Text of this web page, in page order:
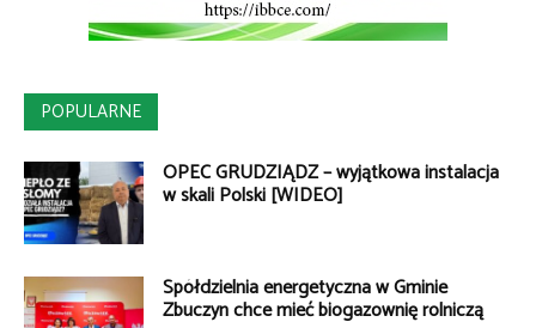
POPULARNE
OPEC GRUDZIĄDZ – wyjątkowa instalacja
w skali Polski [WIDEO]
Spółdzielnia energetyczna w Gminie
Zbuczyn chce mieć biogazownię rolniczą